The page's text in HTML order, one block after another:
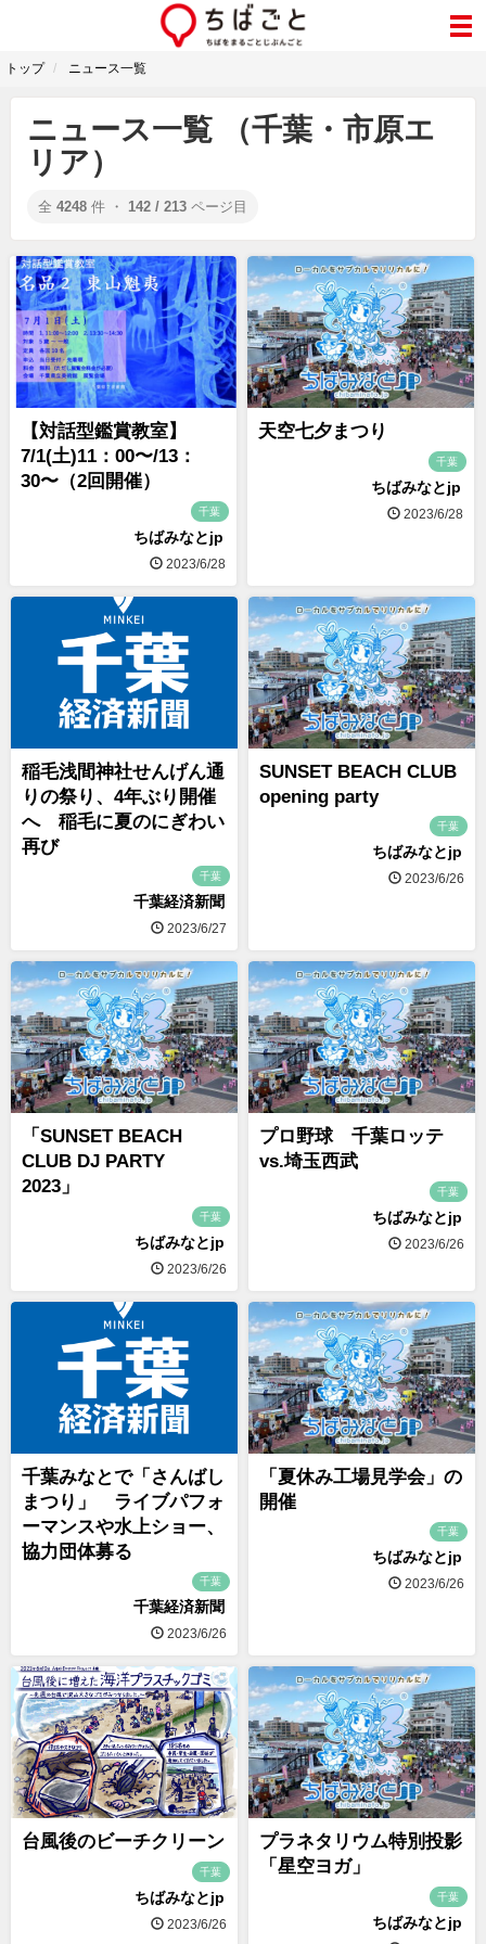
トップ ニュース一覧
ニュース一覧 （千葉・市原エ
リア）
全 4248 件 ・ 142 / 213 ページ目
【対話型鑑賞教室】
7/1(土)11：00〜/13：
30〜（2回開催）
千葉
ちばみなとjp
2023/6/28
天空七夕まつり
千葉
ちばみなとjp
2023/6/28
稲毛浅間神社せんげん通
りの祭り、4年ぶり開催
へ 稲毛に夏のにぎわい
再び
千葉
千葉経済新聞
2023/6/27
SUNSET BEACH CLUB
opening party
千葉
ちばみなとjp
2023/6/26
「SUNSET BEACH
CLUB DJ PARTY
2023」
千葉
ちばみなとjp
2023/6/26
プロ野球 千葉ロッテ
vs.埼玉西武
千葉
ちばみなとjp
2023/6/26
千葉みなとで「さんばし
まつり」 ライブパフォ
ーマンスや水上ショー、
協力団体募る
千葉
千葉経済新聞
2023/6/26
「夏休み工場見学会」の
開催
千葉
ちばみなとjp
2023/6/26
台風後のビーチクリーン
千葉
ちばみなとjp
2023/6/26
プラネタリウム特別投影
「星空ヨガ」
千葉
ちばみなとjp